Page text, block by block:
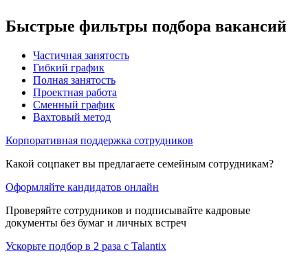
Быстрые фильтры подбора вакансий
Частичная занятость
Гибкий график
Полная занятость
Проектная работа
Сменный график
Вахтовый метод
Корпоративная поддержка сотрудников
Какой соцпакет вы предлагаете семейным сотрудникам?
Оформляйте кандидатов онлайн
Проверяйте сотрудников и подписывайте кадровые
документы без бумаг и личных встреч
Ускорьте подбор в 2 раза с Talantix